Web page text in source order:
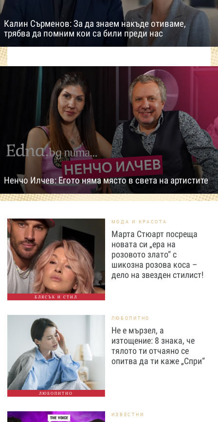
Калин Сърменов: За да знаем накъде отиваме,
трябва да помним кои са били преди нас
Ненчо Илчев: Егото няма място в света на артистите
БЛЯСЪК И СТИЛ
МОДА И КРАСОТА
Марта Стюарт посреща
новата си „ера на
розовото злато“ с
шикозна розова коса –
дело на звезден стилист!
ЛЮБОПИТНО
ЛЮБОПИТНО
Не е мързел, а
изтощение: 8 знака, че
тялото ти отчаяно се
опитва да ти каже „Спри“
ИЗВЕСТНИ